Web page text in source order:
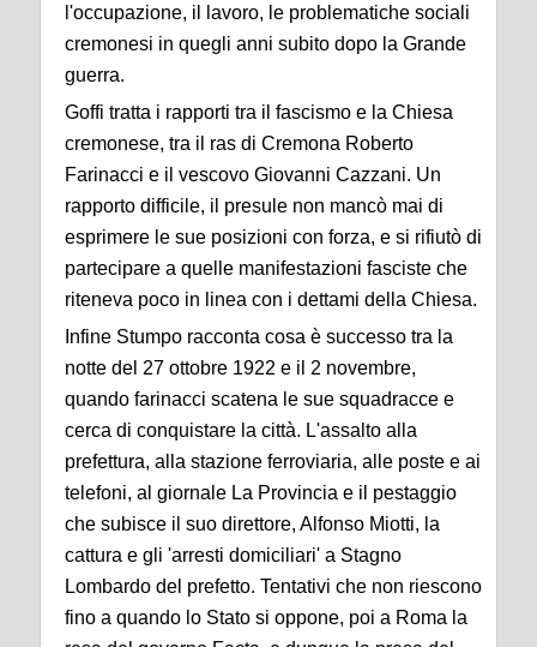
l'occupazione, il lavoro, le problematiche sociali
cremonesi in quegli anni subito dopo la Grande
guerra.
Goffi tratta i rapporti tra il fascismo e la Chiesa
cremonese, tra il ras di Cremona Roberto
Farinacci e il vescovo Giovanni Cazzani. Un
rapporto difficile, il presule non mancò mai di
esprimere le sue posizioni con forza, e si rifiutò di
partecipare a quelle manifestazioni fasciste che
riteneva poco in linea con i dettami della Chiesa.
Infine Stumpo racconta cosa è successo tra la
notte del 27 ottobre 1922 e il 2 novembre,
quando farinacci scatena le sue squadracce e
cerca di conquistare la città. L'assalto alla
prefettura, alla stazione ferroviaria, alle poste e ai
telefoni, al giornale La Provincia e il pestaggio
che subisce il suo direttore, Alfonso Miotti, la
cattura e gli 'arresti domiciliari' a Stagno
Lombardo del prefetto. Tentativi che non riescono
fino a quando lo Stato si oppone, poi a Roma la